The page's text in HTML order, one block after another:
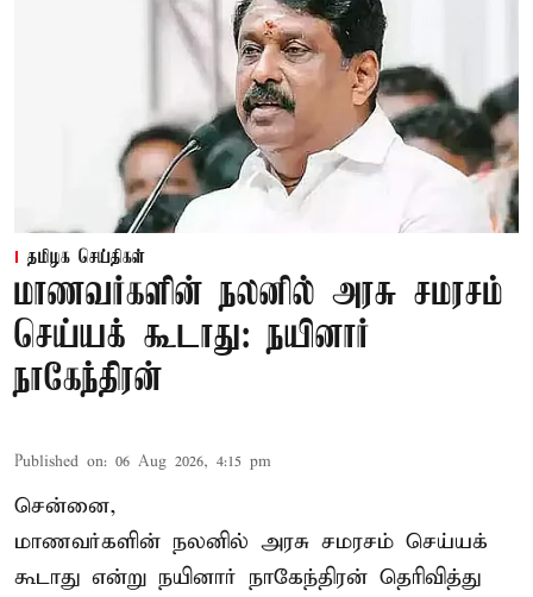
தமிழக செய்திகள்
மாணவர்களின் நலனில் அரசு சமரசம்
செய்யக் கூடாது: நயினார்
நாகேந்திரன்
Published on: 06 Aug 2026, 4:15 pm
சென்னை,
மாணவர்களின் நலனில் அரசு சமரசம் செய்யக்
கூடாது என்று நயினார் நாகேந்திரன் தெரிவித்து